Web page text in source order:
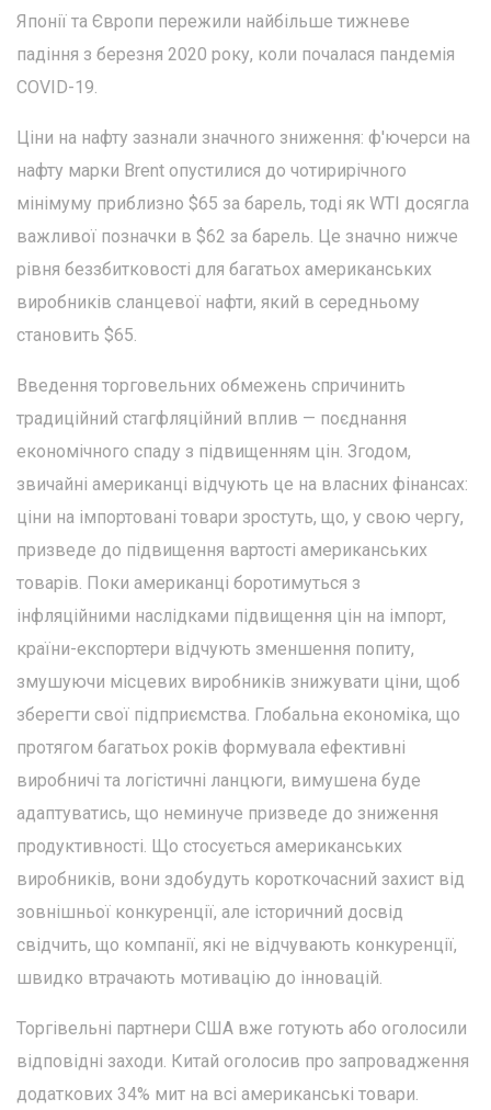
Японії та Європи пережили найбільше тижневе
падіння з березня 2020 року, коли почалася пандемія
COVID-19.
Ціни на нафту зазнали значного зниження: ф'ючерси на
нафту марки Brent опустилися до чотирирічного
мінімуму приблизно $65 за барель, тоді як WTI досягла
важливої позначки в $62 за барель. Це значно нижче
рівня беззбитковості для багатьох американських
виробників сланцевої нафти, який в середньому
становить $65.
Введення торговельних обмежень спричинить
традиційний стагфляційний вплив — поєднання
економічного спаду з підвищенням цін. Згодом,
звичайні американці відчують це на власних фінансах:
ціни на імпортовані товари зростуть, що, у свою чергу,
призведе до підвищення вартості американських
товарів. Поки американці боротимуться з
інфляційними наслідками підвищення цін на імпорт,
країни-експортери відчують зменшення попиту,
змушуючи місцевих виробників знижувати ціни, щоб
зберегти свої підприємства. Глобальна економіка, що
протягом багатьох років формувала ефективні
виробничі та логістичні ланцюги, вимушена буде
адаптуватись, що неминуче призведе до зниження
продуктивності. Що стосується американських
виробників, вони здобудуть короткочасний захист від
зовнішньої конкуренції, але історичний досвід
свідчить, що компанії, які не відчувають конкуренції,
швидко втрачають мотивацію до інновацій.
Торгівельні партнери США вже готують або оголосили
відповідні заходи. Китай оголосив про запровадження
додаткових 34% мит на всі американські товари.